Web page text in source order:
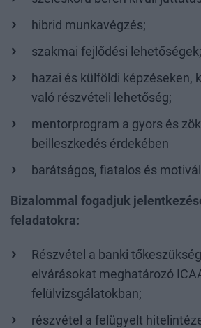
hibrid munkavégzés;
szakmai fejlődési lehetőségek;
hazai és külföldi képzéseken,
való részvételi lehetőség;
mentorprogram a gyors és
beilleszkedés érdekében
barátságos, fiatalos és
Bizalommal fogadjuk
feladatokra:
Részvétel a banki
elvárásokat meghatározó
felülvizsgálatokban;
részvétel a felügyelt